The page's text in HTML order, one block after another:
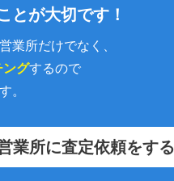
とが大切です！
業所だけでなく、
ングするので
。
所に査定依頼をする